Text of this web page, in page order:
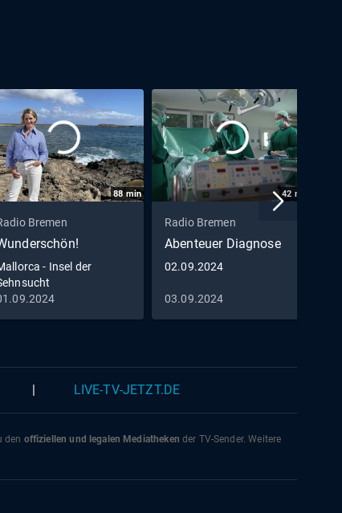
88min
Bremen
- Insel der
42 min
Radio Bremen
Abenteuer Diagnose
02.09.2024
03.09.2024
LIVE-TV-JETZT.DE
den offiziellen und legalen Mediatheken der TV-Sender. Weitere